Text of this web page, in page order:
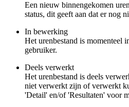
Een nieuw binnengekomen
status, dit geeft aan dat er nog
In bewerking
Het urenbestand is momenteel
gebruiker.
Deels verwerkt
Het urenbestand is deels
niet verwerkt zijn of verwerkt
'Detail' en/of 'Resultaten' voor